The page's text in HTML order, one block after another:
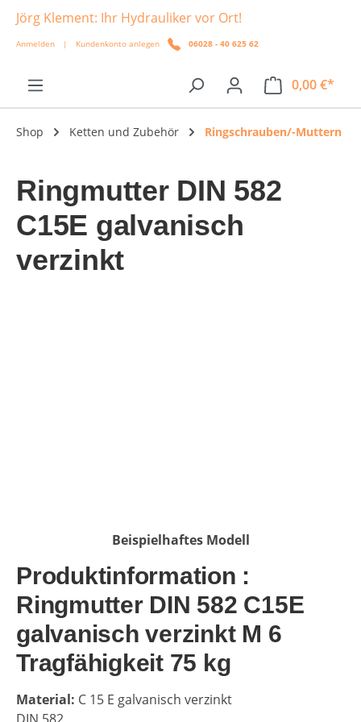
springen
Jörg Klement: Ihr Hydrauliker vor Ort!
Anmelden | Kundenkonto anlegen 06028 - 40 625 62
0,00 €*
Shop Ketten und Zubehör Ringschrauben/-Muttern
Ringmutter DIN 582
C15E galvanisch
verzinkt
Beispielhaftes Modell
Produktinformation :
Ringmutter DIN 582 C15E
galvanisch verzinkt M 6
Tragfähigkeit 75 kg
Material: C 15 E galvanisch verzinkt